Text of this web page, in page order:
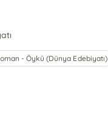
- Öykü (Dünya Edebiyatı)